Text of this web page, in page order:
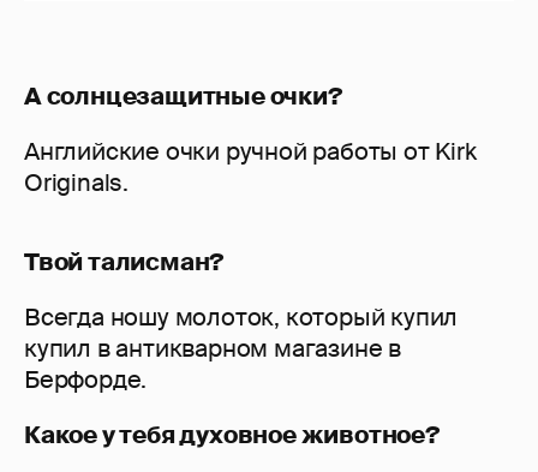
А солнцезащитные очки?
Английские очки ручной работы от Kirk
Originals.
Твой талисман?
Всегда ношу молоток, который купил
купил в антикварном магазине в
Берфорде.
Какое у тебя духовное животное?